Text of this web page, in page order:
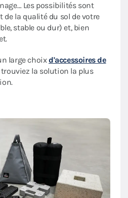
Les possibilités sont
la qualité du sol de votre
stable ou dur) et, bien
large choixd'accessoires de
la solution la plus